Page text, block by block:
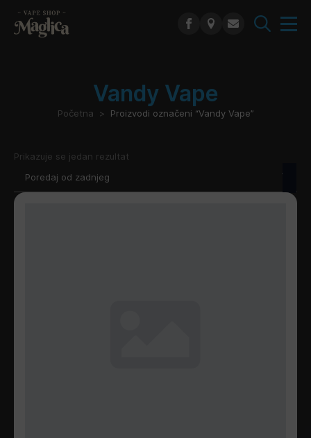
Vandy Vape
Početna Proizvodi označeni “Vandy Vape”
Prikazuje se jedan rezultat